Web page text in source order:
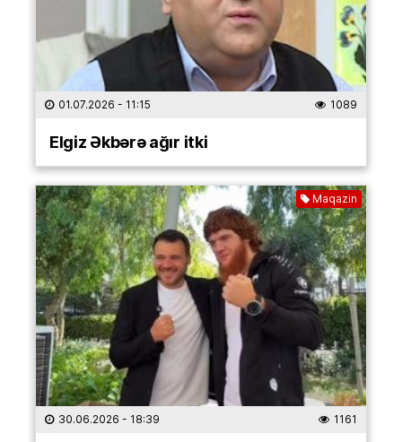
01.07.2026 - 11:15 1089
Elgiz Əkbərə ağır itki
Maqazin
30.06.2026 - 18:39 1161